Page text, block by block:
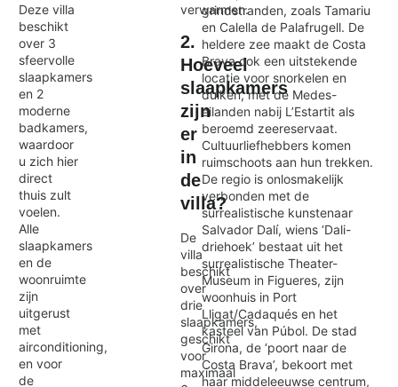
Deze villa
beschikt
over 3
sfeervolle
slaapkamers
en 2
moderne
badkamers,
waardoor
u zich hier
direct
thuis zult
voelen.
Alle
slaapkamers
en de
woonruimte
zijn
uitgerust
met
airconditioning,
en voor
de
verwarmen.
2.
Hoeveel
slaapkamers
zijn
er
in
de
villa?
De
villa
beschikt
over
drie
slaapkamers,
geschikt
voor
maximaal
grindstranden, zoals Tamariu
en Calella de Palafrugell. De
heldere zee maakt de Costa
Brava ook een uitstekende
locatie voor snorkelen en
duiken, met de Medes-
eilanden nabij L’Estartit als
beroemd zeereservaat.
Cultuurliefhebbers komen
ruimschoots aan hun trekken.
De regio is onlosmakelijk
verbonden met de
surrealistische kunstenaar
Salvador Dalí, wiens ‘Dali-
driehoek’ bestaat uit het
surrealistische Theater-
Museum in Figueres, zijn
woonhuis in Port
Lligat/Cadaqués en het
kasteel van Púbol. De stad
Girona, de ‘poort naar de
Costa Brava’, bekoort met
haar middeleeuwse centrum,